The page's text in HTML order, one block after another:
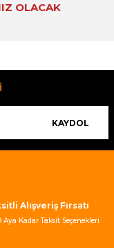
ve diğer
OLACAK
KAYDOL
Alışveriş Fırsatı
Aya Kadar Taksit Seçenekleri